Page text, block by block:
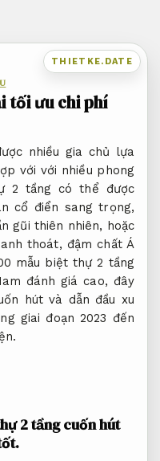
THIETKE.DATE
tối ưu chi phí
nhiều gia chủ lựa
với với nhiều phong
2 tầng có thể được
cổ điển sang trọng,
gũi thiên nhiên, hoặc
thoát, đậm chất Á
mẫu biệt thự 2 tầng
đánh giá cao, đây
hút và dẫn đầu xu
giai đoạn 2023 đến
2 tầng cuốn hút